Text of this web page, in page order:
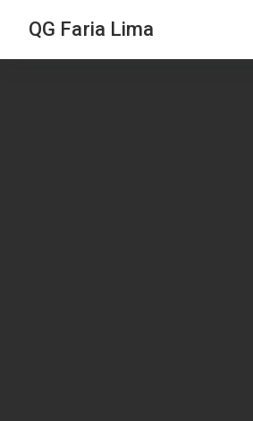
QG Faria Lima